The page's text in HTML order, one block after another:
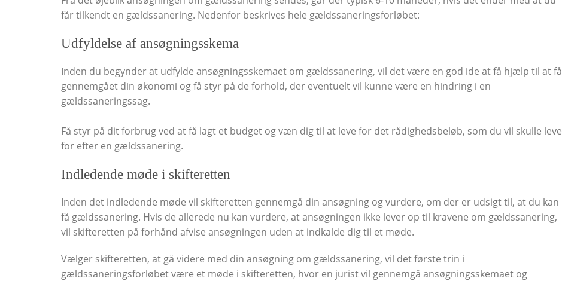
får tilkendt en gældssanering. Nedenfor beskrives hele gældssaneringsforløbet:
Udfyldelse af ansøgningsskema
Inden du begynder at udfylde ansøgningsskemaet om gældssanering, vil det være en god ide at få hjælp til at få
gennemgået din økonomi og få styr på de forhold, der eventuelt vil kunne være en hindring i en
gældssaneringssag.
Få styr på dit forbrug ved at få lagt et budget og væn dig til at leve for det rådighedsbeløb, som du vil skulle leve
for efter en gældssanering.
Indledende møde i skifteretten
Inden det indledende møde vil skifteretten gennemgå din ansøgning og vurdere, om der er udsigt til, at du kan
få gældssanering. Hvis de allerede nu kan vurdere, at ansøgningen ikke lever op til kravene om gældssanering,
vil skifteretten på forhånd afvise ansøgningen uden at indkalde dig til et møde.
Vælger skifteretten, at gå videre med din ansøgning om gældssanering, vil det første trin i
gældssaneringsforløbet være et møde i skifteretten, hvor en jurist vil gennemgå ansøgningsskemaet og